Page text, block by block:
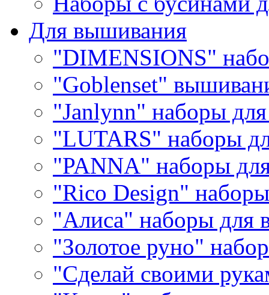
Для вышивания
"DIMENSIONS"
"Goblenset"
"Janlynn" наборы
"LUTARS" наборы
"PANNA" наборы
"Rico Design"
"Алиса" наборы для
"Золотое руно"
"Сделай своими